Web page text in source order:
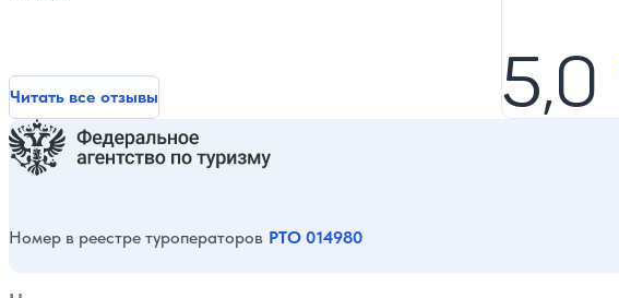
Читать все отзывы 5,0
Номер в реестре туроператоров РТО 014980